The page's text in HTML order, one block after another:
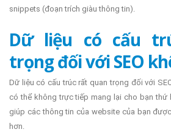
snippets (đoạn trích giàu thông tin).
Dữ liệu có cấu
trọng đối với SEO
Dữ liệu có cấu trúc rất quan trọng đối với
có thể không trực tiếp mang lại cho bạn thứ
giúp các thông tin của website của bạn
hơn.